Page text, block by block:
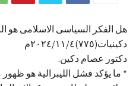
هل الفكر السياسى الاسلامى هو
دكينيات(٧٧٥)٢٠٢٤/١١/٤م
دكتور عصام دكين.
* ما يؤكد فشل الليبرالية هو ظهور